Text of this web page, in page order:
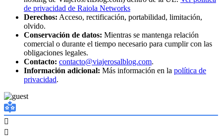
de privacidad de Raiola Networks
Derechos: Acceso, rectificación, portabilidad, limitación,
olvido.
Conservación de datos: Mientras se mantenga relación
comercial o durante el tiempo necesario para cumplir con las
obligaciones legales.
Contacto: contacto@viajerosalblog.com.
Información adicional: Más información en la política de
privacidad.